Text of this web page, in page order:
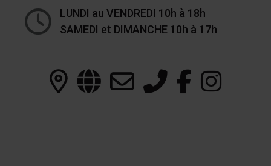
LUNDI au VENDREDI 10h à 18h
SAMEDI et DIMANCHE 10h à 17h